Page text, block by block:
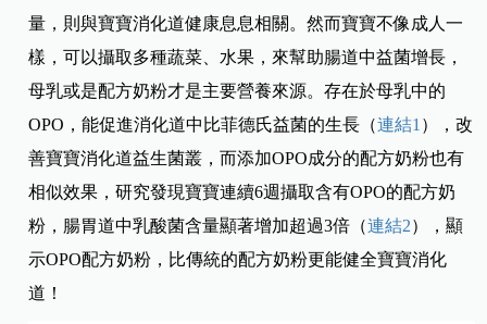
量，則與寶寶消化道健康息息相關。然而寶寶不像成人一
樣，可以攝取多種蔬菜、水果，來幫助腸道中益菌增長，
母乳或是配方奶粉才是主要營養來源。存在於母乳中的
OPO，能促進消化道中比菲德氏益菌的生長（連結1 ），改
善寶寶消化道益生菌叢，而添加OPO成分的配方奶粉也有
相似效果，研究發現寶寶連續6週攝取含有OPO的配方奶
粉，腸胃道中乳酸菌含量顯著增加超過3倍（連結2），顯
示OPO配方奶粉，比傳統的配方奶粉更能健全寶寶消化
道！